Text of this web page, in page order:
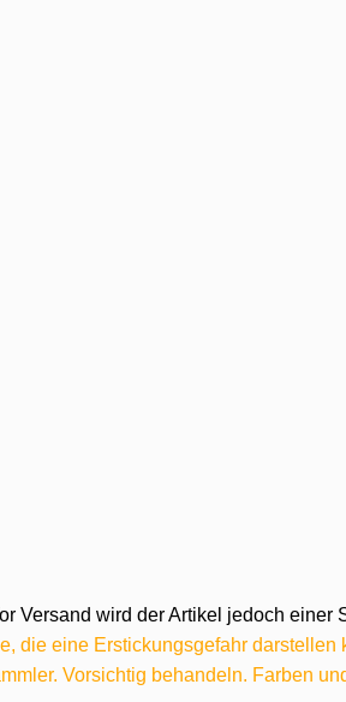
Versand wird der Artikel jedoch einer
die eine Erstickungsgefahr
Vorsichtig behandeln. Farben